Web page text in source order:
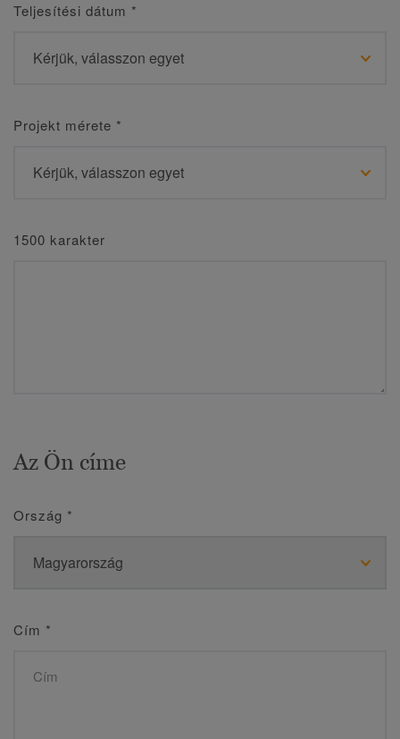
Teljesítési dátum *
Projekt mérete *
1500 karakter
Az Ön címe
Ország *
Cím *